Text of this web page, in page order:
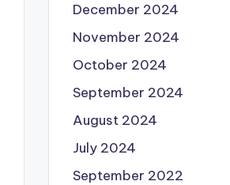
December 2024
November 2024
October 2024
September 2024
August 2024
July 2024
September 2022